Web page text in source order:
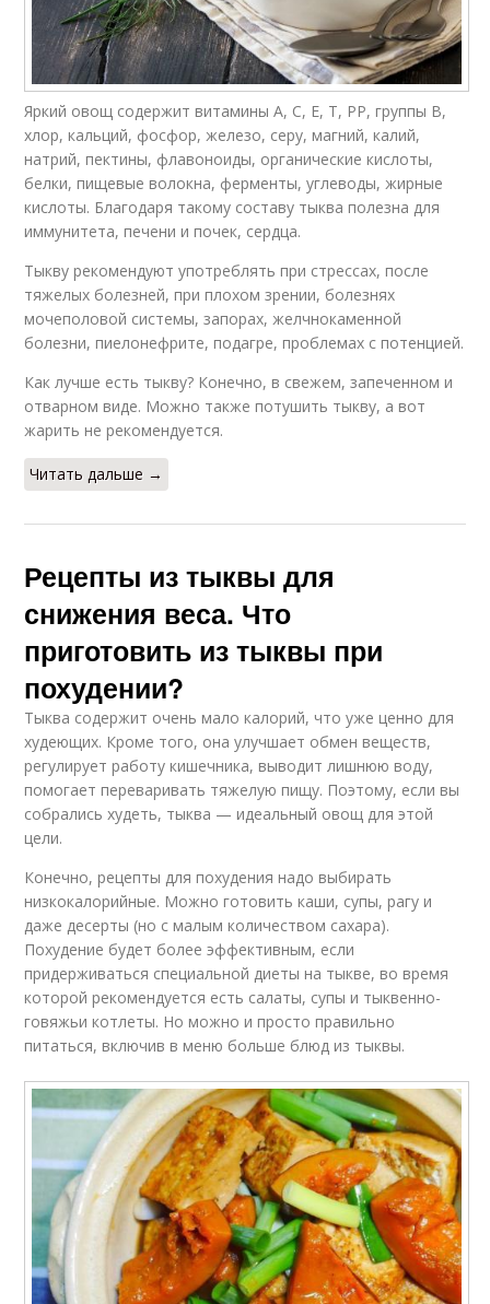
Яркий овощ содержит витамины А, С, Е, Т, РР, группы В,
хлор, кальций, фосфор, железо, серу, магний, калий,
натрий, пектины, флавоноиды, органические кислоты,
белки, пищевые волокна, ферменты, углеводы, жирные
кислоты. Благодаря такому составу тыква полезна для
иммунитета, печени и почек, сердца.
Тыкву рекомендуют употреблять при стрессах, после
тяжелых болезней, при плохом зрении, болезнях
мочеполовой системы, запорах, желчнокаменной
болезни, пиелонефрите, подагре, проблемах с потенцией.
Как лучше есть тыкву? Конечно, в свежем, запеченном и
отварном виде. Можно также потушить тыкву, а вот
жарить не рекомендуется.
Читать дальше →
Рецепты из тыквы для
снижения веса. Что
приготовить из тыквы при
похудении?
Тыква содержит очень мало калорий, что уже ценно для
худеющих. Кроме того, она улучшает обмен веществ,
регулирует работу кишечника, выводит лишнюю воду,
помогает переваривать тяжелую пищу. Поэтому, если вы
собрались худеть, тыква — идеальный овощ для этой
цели.
Конечно, рецепты для похудения надо выбирать
низкокалорийные. Можно готовить каши, супы, рагу и
даже десерты (но с малым количеством сахара).
Похудение будет более эффективным, если
придерживаться специальной диеты на тыкве, во время
которой рекомендуется есть салаты, супы и тыквенно-
говяжьи котлеты. Но можно и просто правильно
питаться, включив в меню больше блюд из тыквы.